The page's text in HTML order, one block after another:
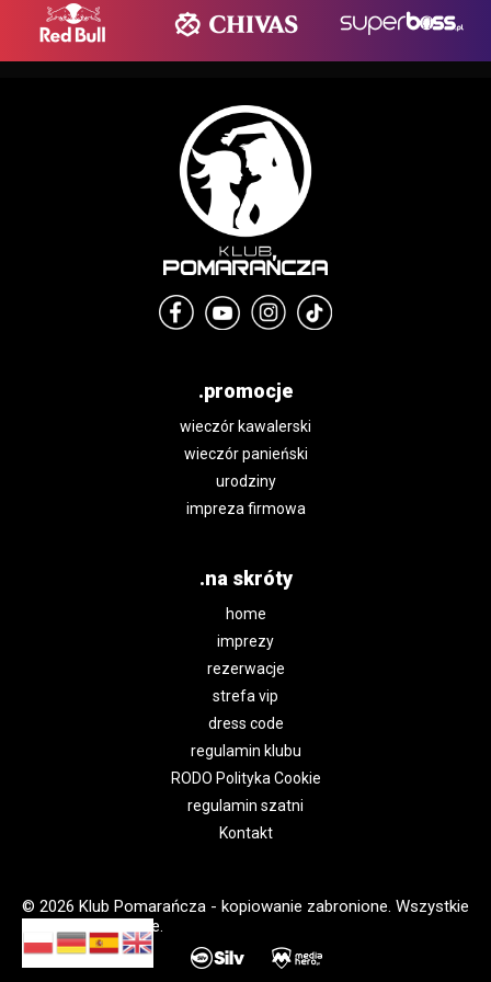
.promocje
wieczór kawalerski
wieczór panieński
urodziny
impreza firmowa
.na skróty
home
imprezy
rezerwacje
strefa vip
dress code
regulamin klubu
RODO Polityka Cookie
regulamin szatni
Kontakt
© 2026 Klub Pomarańcza - kopiowanie zabronione. Wszystkie
prawa zastrzeżone.